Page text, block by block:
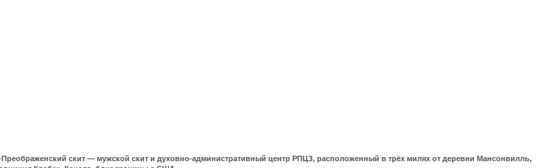
Преображенский скит — мужской скит и духовно-административный центр РПЦЗ, расположенный в трёх милях от деревни Мансонвилль,